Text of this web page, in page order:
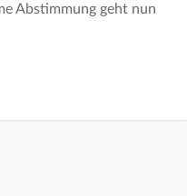
Abstimmung geht nun